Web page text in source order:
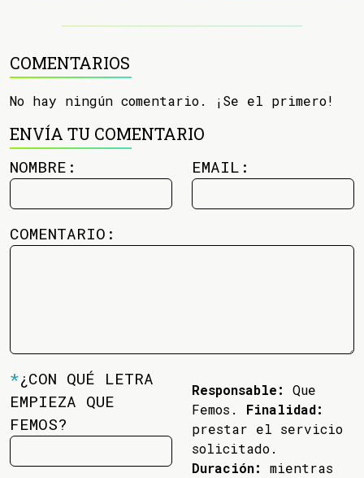
COMENTARIOS
No hay ningún comentario. ¡Se el primero!
ENVÍA TU COMENTARIO
NOMBRE: EMAIL:
COMENTARIO:
*¿CON QUÉ LETRA
EMPIEZA QUE
FEMOS?
Responsable:
Que
Femos. Finalidad:
prestar el servicio
solicitado.
Duración:
mientras